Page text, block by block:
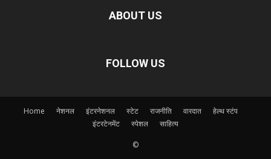
ABOUT US
FOLLOW US
Home नेशनल इंटरनेशनल स्टेट राजनीति वारदात
हेल्थ स्टंप
इंटरटेनमेंट
स्पेशल साहित्य
©